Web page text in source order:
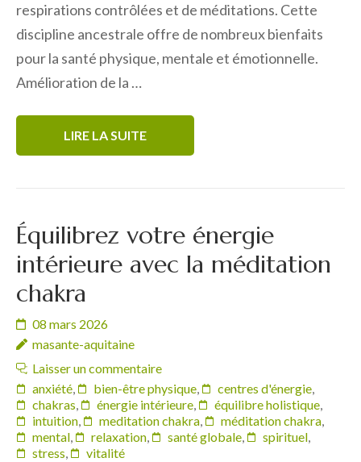
respirations contrôlées et de méditations. Cette
discipline ancestrale offre de nombreux bienfaits
pour la santé physique, mentale et émotionnelle.
Amélioration de la …
LIRE LA SUITE
Équilibrez votre énergie
intérieure avec la méditation
chakra
08 mars 2026
masante-aquitaine
Laisser un commentaire
anxiété, bien-être physique, centres d'énergie,
chakras, énergie intérieure, équilibre holistique,
intuition, meditation chakra, méditation chakra,
mental, relaxation, santé globale, spirituel,
stress, vitalité